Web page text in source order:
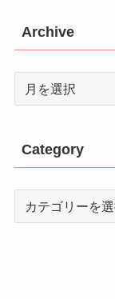
Archive
Archive
Category
Category